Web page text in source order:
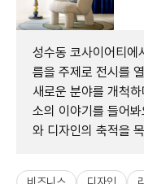
성수동 코사이어티에
름을 주제로 전시를
새로운 분야를 개척
소의 이야기를 들어
와 디자인의 축적을
비즈니스 디자인